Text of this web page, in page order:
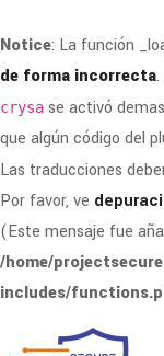
Notice: La función
de forma incorrecta
crysa se activó
que algún código del
Las traducciones
Por favor, ve
(Este mensaje fue
/home/
includes/